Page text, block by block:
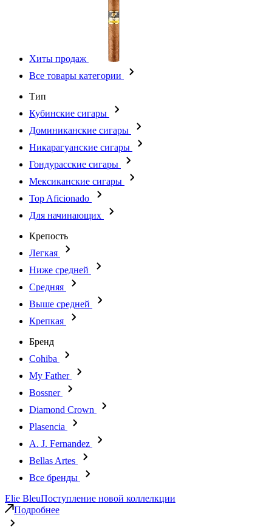
Хиты продаж
Все товары категории
Тип
Кубинские сигары
Доминиканские сигары
Никарагуанские сигары
Гондурасские сигары
Мексиканские сигары
Top Aficionado
Для начинающих
Крепость
Легкая
Ниже средней
Средняя
Выше средней
Крепкая
Бренд
Cohiba
My Father
Bossner
Diamond Crown
Plasencia
A. J. Fernandez
Bellas Artes
Все бренды
Elie BleuПоступление новой коллелкции
Подробнее